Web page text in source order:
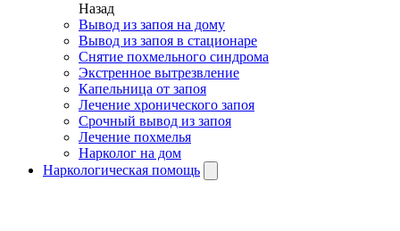
Назад
Вывод из запоя на дому
Вывод из запоя в стационаре
Снятие похмельного синдрома
Экстренное вытрезвление
Капельница от запоя
Лечение хронического запоя
Срочный вывод из запоя
Лечение похмелья
Нарколог на дом
Наркологическая помощь